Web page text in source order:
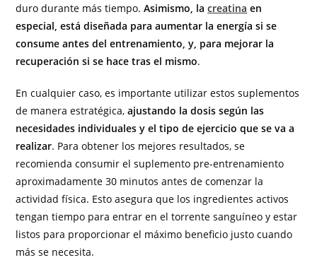
duro durante más tiempo.Asimismo, lacreatina en
especial, está diseñada para aumentar la energía si se
consume antes del entrenamiento, y, para mejorar la
recuperación si se hace tras el mismo.
En cualquier caso, es importante utilizar estos suplementos
de manera estratégica,ajustando la dosis según las
necesidades individuales y el tipo de ejercicio que se va a
realizar. Para obtener los mejores resultados, se
recomienda consumir el suplemento pre-entrenamiento
aproximadamente 30 minutos antes de comenzar la
actividad física. Esto asegura que los ingredientes activos
tengan tiempo para entrar en el torrente sanguíneo y estar
listos para proporcionar el máximo beneficio justo cuando
más se necesita.